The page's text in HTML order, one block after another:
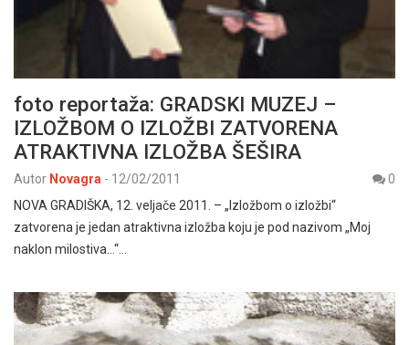
foto reportaža: GRADSKI MUZEJ –
IZLOŽBOM O IZLOŽBI ZATVORENA
ATRAKTIVNA IZLOŽBA ŠEŠIRA
Autor Novagra - 12/02/2011
0
NOVA GRADIŠKA, 12. veljače 2011. – „Izložbom o izložbi“
zatvorena je jedan atraktivna izložba koju je pod nazivom „Moj
naklon milostiva…“…